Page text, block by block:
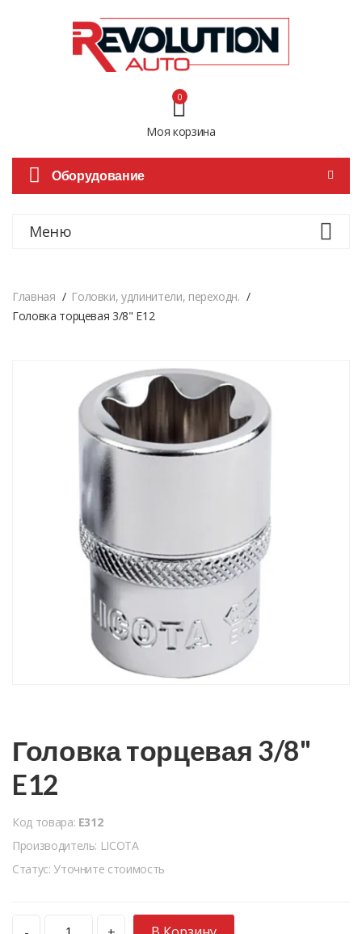
Моя корзина
0
Оборудование
Меню
Главная
Головки, удлинители, переходн.
Головка торцевая 3/8" E12
Головка торцевая 3/8"
E12
Код товара: E312
Производитель: LICOTA
Статус: Уточните стоимость